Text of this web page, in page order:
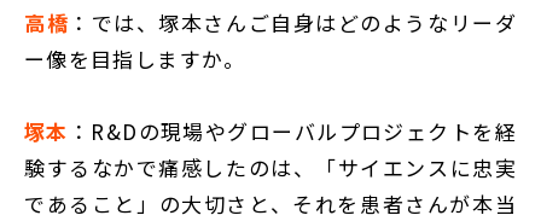
高橋 ：では、塚本さんご自身はどのようなリーダ
ー像を目指しますか。
塚本 ：R&Dの現場やグローバルプロジェクトを経
験するなかで痛感したのは、「サイエンスに忠実
であること」の大切さと、それを患者さんが本当